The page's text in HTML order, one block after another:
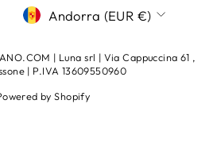
VALUTA
Andorra (EUR €)
| Luna srl | Via Cappuccina 61 ,
| P.IVA 13609550960
by Shopify